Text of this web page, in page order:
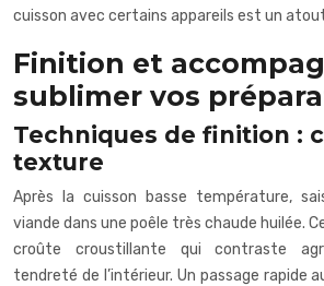
cuisson avec certains appareils est un
Finition et
sublimer vos
Techniques de finition :
texture
Après la cuisson basse température,
viande dans une poêle très chaude huilée.
croûte croustillante qui contraste
tendreté de l’intérieur. Un passage rapide